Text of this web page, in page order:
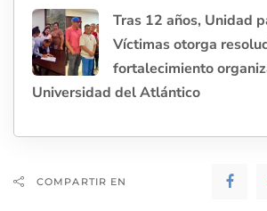
Tras 12 años, Unidad
Víctimas otorga
fortalecimiento
Universidad del Atlántico
COMPARTIR EN